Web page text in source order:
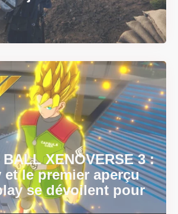
BALL XENOVERSE 3 :
et le premier aperçu
se dévoilent pour